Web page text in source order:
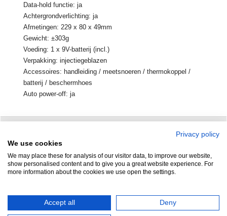
Data-hold functie: ja
Achtergrondverlichting: ja
Afmetingen: 229 x 80 x 49mm
Gewicht: ±303g
Voeding: 1 x 9V-batterij (incl.)
Verpakking: injectiegeblazen
Accessoires: handleiding / meetsnoeren / thermokoppel /
batterij / beschermhoes
Auto power-off: ja
Zuidersluisweg 42
8243 RC Lelystad
Tel: +31(0)320
253161
Privacy policy
We use cookies
We may place these for analysis of our visitor data, to improve our website,
show personalised content and to give you a great website experience. For
more information about the cookies we use open the settings.
Accept all Deny